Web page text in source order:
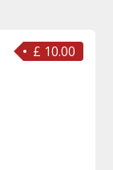
£ 10.00